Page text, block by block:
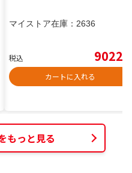
マイストア在庫： 2636
税込 9022
カートに入れる
もっと見る